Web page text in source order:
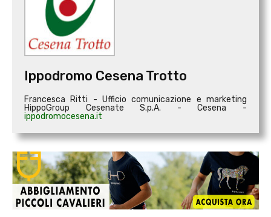
Ippodromo Cesena Trotto
Francesca Ritti - Ufficio comunicazione e marketing
HippoGroup Cesenate S.p.A. - Cesena -
ippodromocesena.it